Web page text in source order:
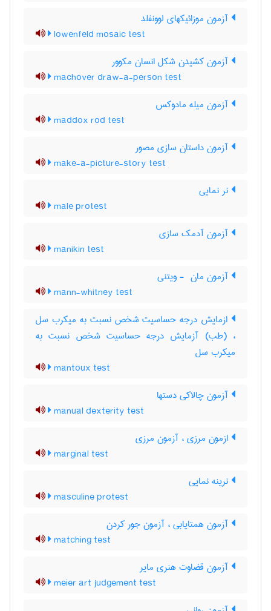
آزمون موزائیکهای لوونفلد
lowenfeld mosaic test
آزمون کشیدن شکل انسان مکوور
machover draw-a-person test
آزمون میله مادوکس
maddox rod test
آزمون داستان سازی مصور
make-a-picture-story test
نر نمایی
male protest
آزمون آدمک سازی
manikin test
آزمون مان ‎ - ویتنی
mann-whitney test
ازمایش درجه حساسیت شخص نسبت به میکرب سل
، (طب) آزمایش درجه حساسیت شخص نسبت به
میکرب سل
mantoux test
آزمون چالاکی دستها
manual dexterity test
ازمون مرزی ، آزمون مرزی
marginal test
نرینه نمایی
masculine protest
آزمون همتایابی ، آزمون جور کردن
matching test
آزمون قضاوت هنری مایر
meier art judgement test